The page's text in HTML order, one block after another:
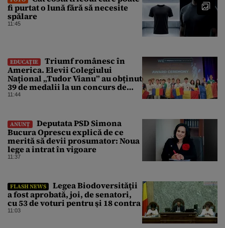
fi purtat o lună fără să necesite
spălare
11:45
EDUCAȚIE
Triumf românesc în
America. Elevii Colegiului
Național „Tudor Vianu” au obținut
39 de medalii la un concurs de
științe
11:44
ANUNȚ
Deputata PSD Simona
Bucura Oprescu explică de ce
merită să devii prosumator: Noua
lege a intrat în vigoare
11:37
FLASH NEWS
Legea Biodoversităţii
a fost aprobată, joi, de senatori,
cu 53 de voturi pentru şi 18 contra
11:03